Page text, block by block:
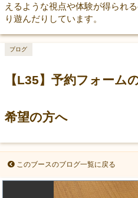
えるような視点や体験が得られ
り遊んだりしています。
【L35】予約フォー
希望の方へ
ブログ
このブースのブログ一覧に戻る